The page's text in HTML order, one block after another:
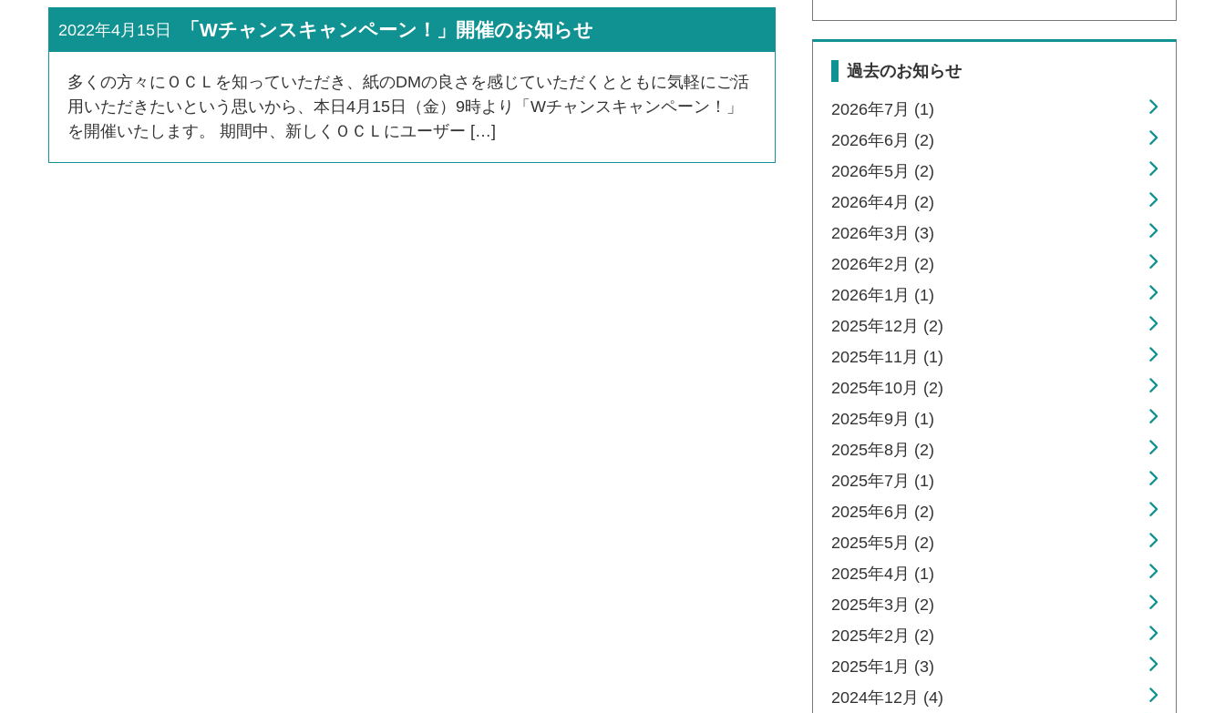
2022年4月15日 「Wチャンスキャンペーン！」開催のお知らせ
多くの方々にＯＣＬを知っていただき、紙のDMの良さを感じていただくとともに気軽にご活
用いただきたいという思いから、本日4月15日（金）9時より「Wチャンスキャンペーン！」
を開催いたします。 期間中、新しくＯＣＬにユーザー […]
過去のお知らせ
2026年7月 (1)
2026年6月 (2)
2026年5月 (2)
2026年4月 (2)
2026年3月 (3)
2026年2月 (2)
2026年1月 (1)
2025年12月 (2)
2025年11月 (1)
2025年10月 (2)
2025年9月 (1)
2025年8月 (2)
2025年7月 (1)
2025年6月 (2)
2025年5月 (2)
2025年4月 (1)
2025年3月 (2)
2025年2月 (2)
2025年1月 (3)
2024年12月 (4)